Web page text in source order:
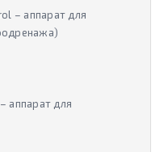
– аппарат для
аппарат для